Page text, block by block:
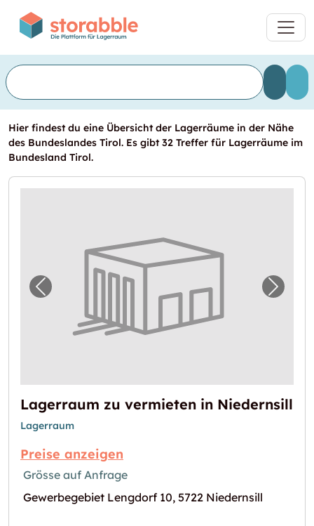
Hier findest du eine Übersicht der Lagerräume in der Nähe
des Bundeslandes Tirol. Es gibt 32 Treffer für Lagerräume im
Bundesland Tirol.
Vorheriges Bild für "Lagerraum zu
Lagerraum zu vermieten in Niedernsill
Lagerraum
Preise anzeigen
Grösse auf Anfrage
Gewerbegebiet Lengdorf 10, 5722 Niedernsill